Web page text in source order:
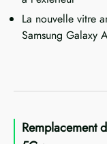
La nouvelle vitre
Samsung Galaxy
Remplacement